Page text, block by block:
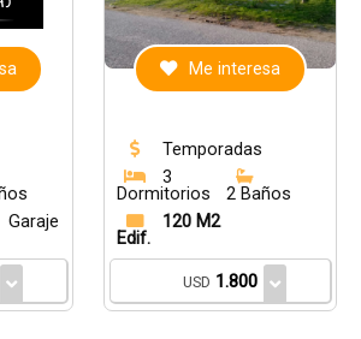
Garaje
Me interesa
Temporadas
3
Dormitorios
2 Baños
120 M2
Edif.
USD 1.800